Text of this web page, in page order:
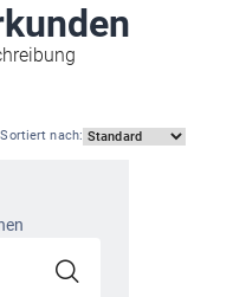
Sortiert nach: